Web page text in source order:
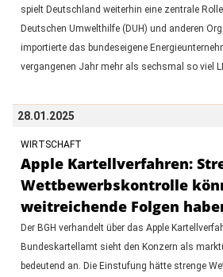
spielt Deutschland weiterhin eine zentrale
Deutschen Umwelthilfe (DUH) und anderen
importierte das bundeseigene
vergangenen Jahr mehr als sechsmal so viel
28.01.2025
WIRTSCHAFT
Apple Kartellverfahren:
Wettbewerbskontrolle
weitreichende Folgen
Der BGH verhandelt über das Apple
Bundeskartellamt sieht den Konzern als
bedeutend an. Die Einstufung hätte strenge